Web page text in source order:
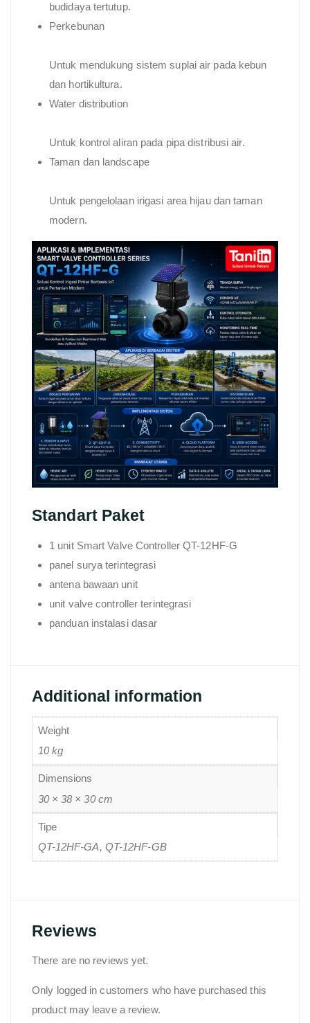
budidaya tertutup.
Perkebunan
Untuk mendukung sistem suplai air pada kebun
dan hortikultura.
Water distribution
Untuk kontrol aliran pada pipa distribusi air.
Taman dan landscape
Untuk pengelolaan irigasi area hijau dan taman
modern.
Standart Paket
1 unit Smart Valve Controller QT-12HF-G
panel surya terintegrasi
antena bawaan unit
unit valve controller terintegrasi
panduan instalasi dasar
Additional information
Weight
10 kg
Dimensions
30 × 38 × 30 cm
Tipe
QT-12HF-GA, QT-12HF-GB
Reviews
There are no reviews yet.
Only logged in customers who have purchased this
product may leave a review.